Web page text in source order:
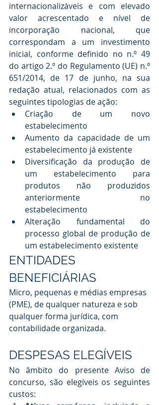
internacionalizáveis e com elevado
valor acrescentado e nível de
incorporação nacional, que
correspondam a um investimento
inicial, conforme definido no n.º 49
do artigo 2.º do Regulamento (UE) n.º
651/2014, de 17 de junho, na sua
redação atual, relacionados com as
seguintes tipologias de ação:
Criação de um novo
estabelecimento
Aumento da capacidade de um
estabelecimento já existente
Diversificação da produção de
um estabelecimento para
produtos não produzidos
anteriormente no
estabelecimento
Alteração fundamental do
processo global de produção de
um estabelecimento existente
ENTIDADES
BENEFICIÁRIAS
Micro, pequenas e médias empresas
(PME), de qualquer natureza e sob
qualquer forma jurídica, com
contabilidade organizada.
DESPESAS ELEGÍVEIS
No âmbito do presente Aviso de
concurso, são elegíveis os seguintes
custos: